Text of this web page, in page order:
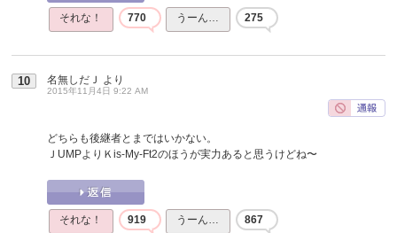
それな！ 770 うーん… 275
10 名無しだＪ より
2015年11月4日 9:22 AM
どちらも後継者とまではいかない。
ＪUMPよりＫis-My-Ft2のほうが実力あると思うけどね〜
それな！ 919 うーん… 867